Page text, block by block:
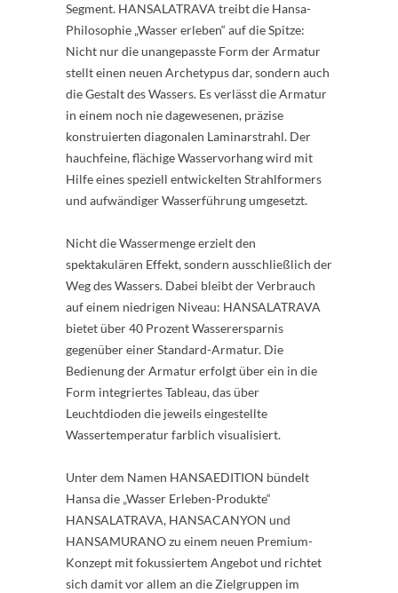
Segment. HANSALATRAVA treibt die Hansa-
Philosophie „Wasser erleben“ auf die Spitze:
Nicht nur die unangepasste Form der Armatur
stellt einen neuen Archetypus dar, sondern auch
die Gestalt des Wassers. Es verlässt die Armatur
in einem noch nie dagewesenen, präzise
konstruierten diagonalen Laminarstrahl. Der
hauchfeine, flächige Wasservorhang wird mit
Hilfe eines speziell entwickelten Strahlformers
und aufwändiger Wasserführung umgesetzt.
Nicht die Wassermenge erzielt den
spektakulären Effekt, sondern ausschließlich der
Weg des Wassers. Dabei bleibt der Verbrauch
auf einem niedrigen Niveau: HANSALATRAVA
bietet über 40 Prozent Wasserersparnis
gegenüber einer Standard-Armatur. Die
Bedienung der Armatur erfolgt über ein in die
Form integriertes Tableau, das über
Leuchtdioden die jeweils eingestellte
Wassertemperatur farblich visualisiert.
Unter dem Namen HANSAEDITION bündelt
Hansa die „Wasser Erleben-Produkte“
HANSALATRAVA, HANSACANYON und
HANSAMURANO zu einem neuen Premium-
Konzept mit fokussiertem Angebot und richtet
sich damit vor allem an die Zielgruppen im